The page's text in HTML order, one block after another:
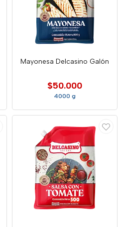
Mayonesa Delcasino Galón
$50.000
4000 g